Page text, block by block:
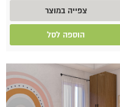
צפייה במוצר
הוספה לסל